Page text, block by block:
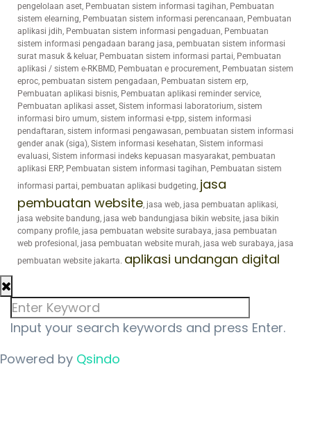
pengelolaan aset, Pembuatan sistem informasi tagihan, Pembuatan
sistem elearning, Pembuatan sistem informasi perencanaan, Pembuatan
aplikasi jdih, Pembuatan sistem informasi pengaduan, Pembuatan
sistem informasi pengadaan barang jasa, pembuatan sistem informasi
surat masuk & keluar, Pembuatan sistem informasi partai, Pembuatan
aplikasi / sistem e-RKBMD, Pembuatan e procurement, Pembuatan sistem
eproc, pembuatan sistem pengadaan, Pembuatan sistem erp,
Pembuatan aplikasi bisnis, Pembuatan aplikasi reminder service,
Pembuatan aplikasi asset, Sistem informasi laboratorium, sistem
informasi biro umum, sistem informasi e-tpp, sistem informasi
pendaftaran, sistem informasi pengawasan, pembuatan sistem informasi
gender anak (siga), Sistem informasi kesehatan, Sistem informasi
evaluasi, Sistem informasi indeks kepuasan masyarakat, pembuatan
aplikasi ERP, Pembuatan sistem informasi tagihan, Pembuatan sistem
informasi partai, pembuatan aplikasi budgeting, jasa
pembuatan website, jasa web, jasa pembuatan aplikasi,
jasa website bandung, jasa web bandungjasa bikin website, jasa bikin
company profile, jasa pembuatan website surabaya, jasa pembuatan
web profesional, jasa pembuatan website murah, jasa web surabaya, jasa
pembuatan website jakarta. aplikasi undangan digital
Input your search keywords and press Enter.
Powered by Qsindo